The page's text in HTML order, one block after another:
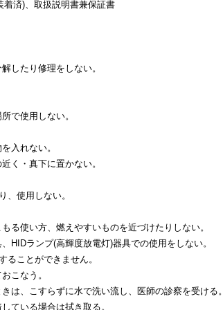
着済)、取扱説明書兼保証書
したり修理をしない。
で使用しない。
入れない。
く・真下に置かない。
、使用しない。
る使い方、燃えやすいものを近づけたりしない。
HIDランプ(高輝度放電灯)器具での使用をしない。
ることができません。
こなう。
は、こすらずに水で洗い流し、医師の診察を受ける。
ている場合は拭き取る。